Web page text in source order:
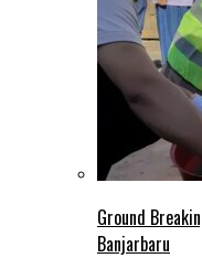
Ground
Banjarbaru